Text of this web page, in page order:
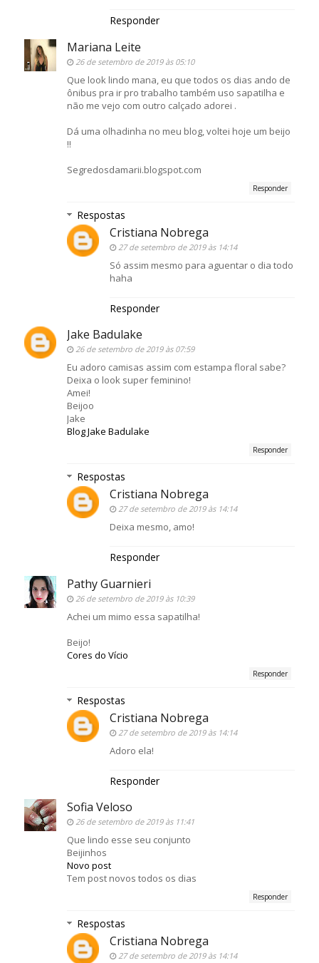
Responder
Mariana Leite
26 de setembro de 2019 às 05:10
Que look lindo mana, eu que todos os dias ando de
ônibus pra ir pro trabalho também uso sapatilha e
não me vejo com outro calçado adorei .
Dá uma olhadinha no meu blog, voltei hoje um beijo
!!
Segredosdamarii.blogspot.com
Responder
Respostas
Cristiana Nobrega
27 de setembro de 2019 às 14:14
Só assim mesmo para aguentar o dia todo
haha
Responder
Jake Badulake
26 de setembro de 2019 às 07:59
Eu adoro camisas assim com estampa floral sabe?
Deixa o look super feminino!
Amei!
Beijoo
Jake
Blog Jake Badulake
Responder
Respostas
Cristiana Nobrega
27 de setembro de 2019 às 14:14
Deixa mesmo, amo!
Responder
Pathy Guarnieri
26 de setembro de 2019 às 10:39
Achei um mimo essa sapatilha!
Beijo!
Cores do Vício
Responder
Respostas
Cristiana Nobrega
27 de setembro de 2019 às 14:14
Adoro ela!
Responder
Sofia Veloso
26 de setembro de 2019 às 11:41
Que lindo esse seu conjunto
Beijinhos
Novo post
Tem post novos todos os dias
Responder
Respostas
Cristiana Nobrega
27 de setembro de 2019 às 14:14